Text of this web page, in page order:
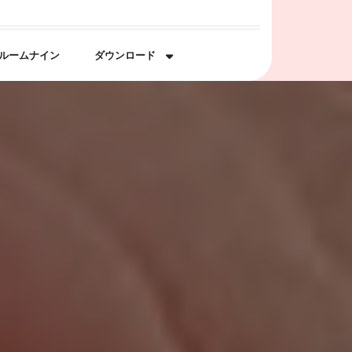
ームナイン ダウンロード